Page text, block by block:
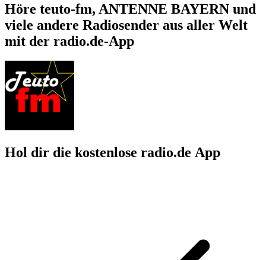
Höre teuto-fm, ANTENNE BAYERN und
viele andere Radiosender aus aller Welt
mit der radio.de-App
Hol dir die kostenlose radio.de App